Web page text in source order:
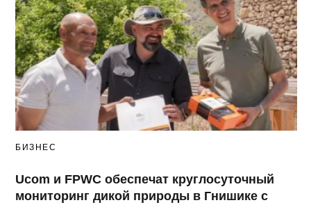
БИЗНЕС
Ucom и FPWC обеспечат круглосуточный
мониторинг дикой природы в Гнишике с